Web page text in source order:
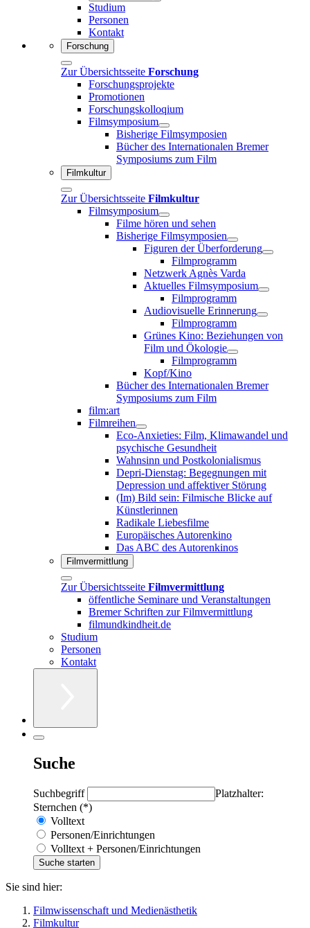
Studium
Personen
Kontakt
Forschung
Zur Übersichtsseite Forschung
Forschungsprojekte
Promotionen
Forschungskolloqium
Filmsymposium
Bisherige Filmsymposien
Bücher des Internationalen Bremer
Symposiums zum Film
Filmkultur
Zur Übersichtsseite Filmkultur
Filmsymposium
Filme hören und sehen
Bisherige Filmsymposien
Figuren der Überforderung
Filmprogramm
Netzwerk Agnès Varda
Aktuelles Filmsymposium
Filmprogramm
Audiovisuelle Erinnerung
Filmprogramm
Grünes Kino: Beziehungen von
Film und Ökologie
Filmprogramm
Kopf/Kino
Bücher des Internationalen Bremer
Symposiums zum Film
film:art
Filmreihen
Eco-Anxieties: Film, Klimawandel und
psychische Gesundheit
Wahnsinn und Postkolonialismus
Depri-Dienstag: Begegnungen mit
Depression und affektiver Störung
(Im) Bild sein: Filmische Blicke auf
Künstlerinnen
Radikale Liebesfilme
Europäisches Autorenkino
Das ABC des Autorenkinos
Filmvermittlung
Zur Übersichtsseite Filmvermittlung
öffentliche Seminare und Veranstaltungen
Bremer Schriften zur Filmvermittlung
filmundkindheit.de
Studium
Personen
Kontakt
Suche
Suchbegriff
Platzhalter:
Sternchen (*)
Volltext
Personen/Einrichtungen
Volltext + Personen/Einrichtungen
Sie sind hier:
Filmwissenschaft und Medienästhetik
Filmkultur